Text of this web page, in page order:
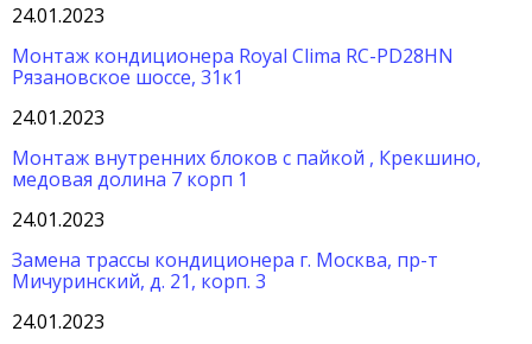
24.01.2023
Монтаж кондиционера Royal Clima RC-PD28HN
Рязановское шоссе, 31к1
24.01.2023
Монтаж внутренних блоков с пайкой , Крекшино,
медовая долина 7 корп 1
24.01.2023
Замена трассы кондиционера г. Москва, пр-т
Мичуринский, д. 21, корп. 3
24.01.2023